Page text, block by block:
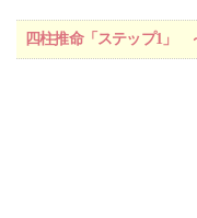
四柱推命「ステップ1」